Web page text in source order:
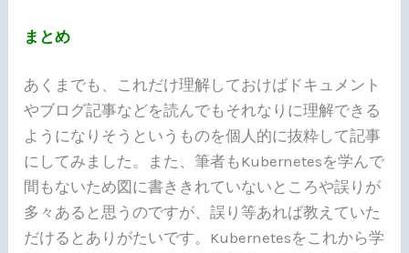
まとめ
あくまでも、これだけ理解しておけばドキュメント
やブログ記事などを読んでもそれなりに理解できる
ようになりそうというものを個人的に抜粋して記事
にしてみました。また、筆者もKubernetesを学んで
間もないため図に書ききれていないところや誤りが
多々あると思うのですが、誤り等あれば教えていた
だけるとありがたいです。Kubernetesをこれから学